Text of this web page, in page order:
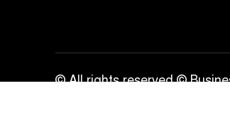
© All rights reserved ©